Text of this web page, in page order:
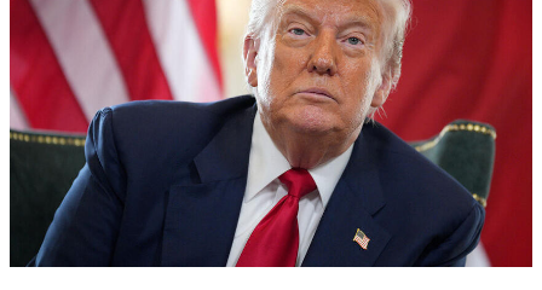
Amerika
Asiya
Afrika
Çarpaz baxış
Təhlil
Siyasi
Geosiyasi
İqtisadi
Sosioloji